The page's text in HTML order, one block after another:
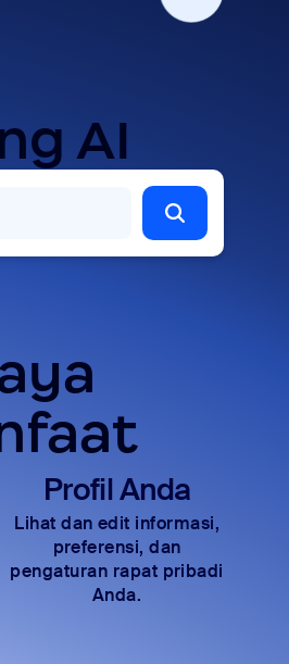
AI
Profil Anda
Lihat dan edit informasi,
preferensi, dan
pengaturan rapat pribadi
Anda.